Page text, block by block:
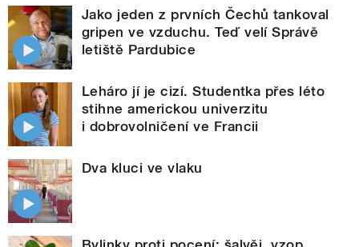
Jako jeden z prvních Čechů tankoval
gripen ve vzduchu. Teď velí Správě
letiště Pardubice
Leháro jí je cizí. Studentka přes léto
stihne americkou univerzitu
i dobrovolničení ve Francii
Dva kluci ve vlaku